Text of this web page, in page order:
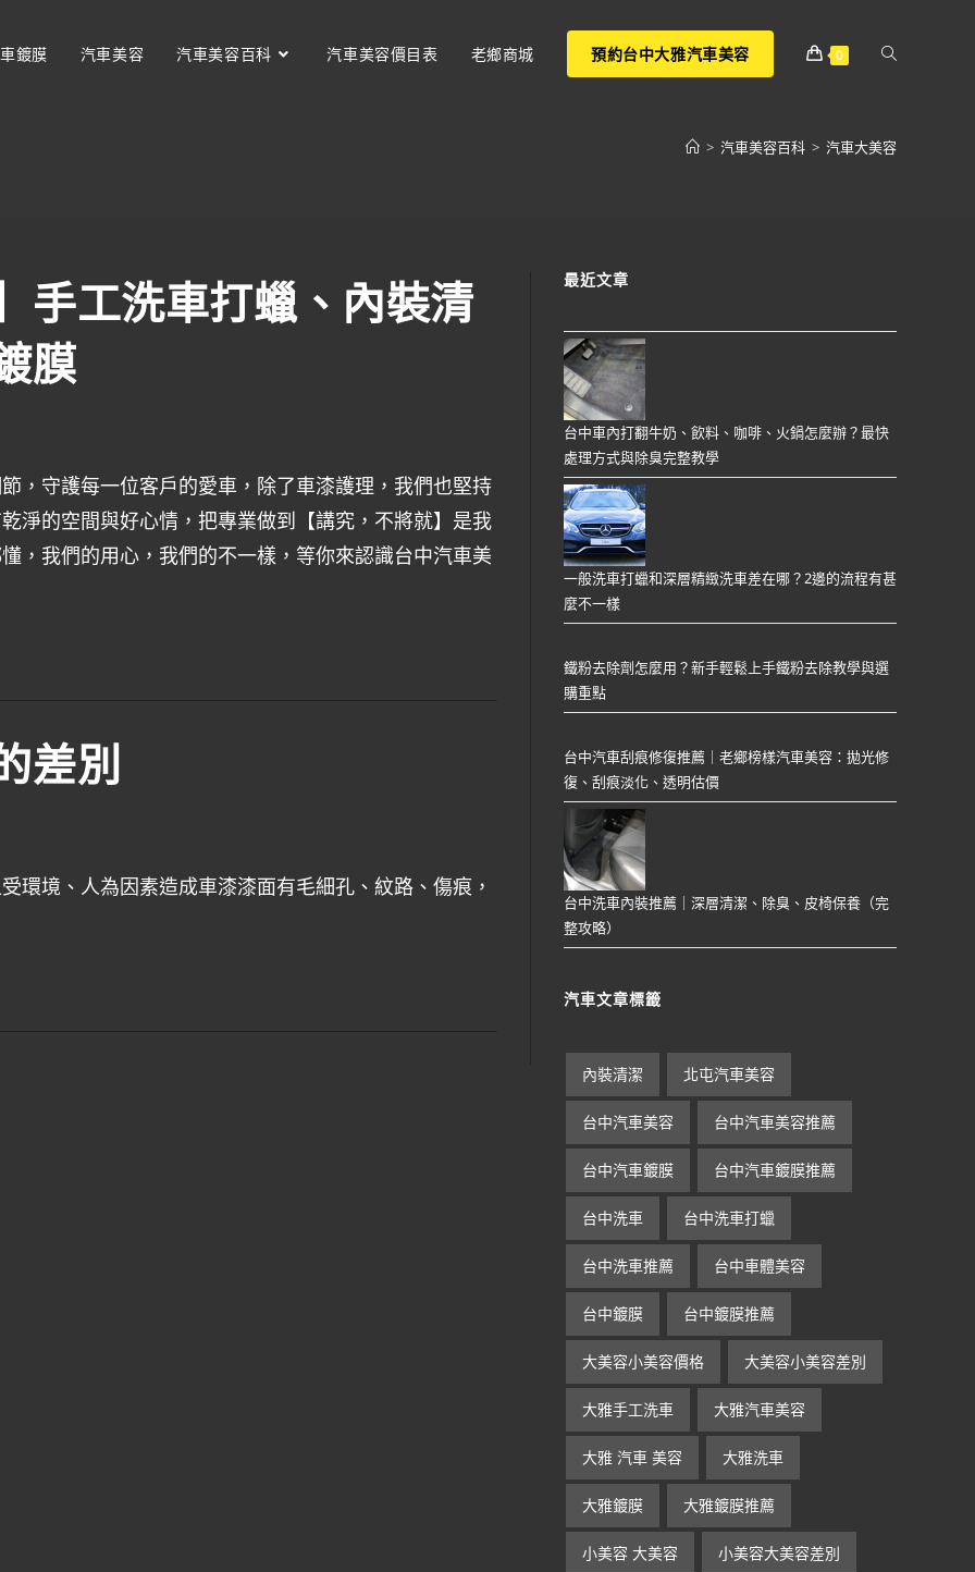
鍍膜 汽車美容 汽車美容百科 汽車美容價目表 老鄉商城 預約台中大雅汽車美容 0
> 汽車美容百科 > 汽車大美容
手工洗車打蠟、內裝清
膜
，守護每一位客戶的愛車，除了車漆護理，我們也堅持
淨的空間與好心情，把專業做到【講究，不將就】是我
，我們的用心，我們的不一樣，等你來認識台中汽車美
差別
環境、人為因素造成車漆漆面有毛細孔、紋路、傷痕，
最近文章
台中車內打翻牛奶、飲料、咖啡、火鍋怎麼辦？最快
處理方式與除臭完整教學
一般洗車打蠟和深層精緻洗車差在哪？2邊的流程有甚
麼不一樣
鐵粉去除劑怎麼用？新手輕鬆上手鐵粉去除教學與選
購重點
台中汽車刮痕修復推薦｜老鄉榜樣汽車美容：拋光修
復、刮痕淡化、透明估價
台中洗車內裝推薦｜深層清潔、除臭、皮椅保養（完
整攻略）
汽車文章標籤
內裝清潔 北屯汽車美容
台中汽車美容 台中汽車美容推薦
台中汽車鍍膜 台中汽車鍍膜推薦
台中洗車 台中洗車打蠟
台中洗車推薦 台中車體美容
台中鍍膜 台中鍍膜推薦
大美容小美容價格 大美容小美容差別
大雅手工洗車 大雅汽車美容
大雅 汽車 美容 大雅洗車
大雅鍍膜 大雅鍍膜推薦
小美容 大美容 小美容大美容差別